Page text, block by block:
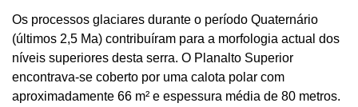
Os processos glaciares durante o período Quaternário
(últimos 2,5 Ma) contribuíram para a morfologia actual dos
níveis superiores desta serra. O Planalto Superior
encontrava-se coberto por uma calota polar com
aproximadamente 66 m² e espessura média de 80 metros.